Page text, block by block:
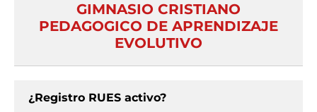
GIMNASIO CRISTIANO
PEDAGOGICO DE APRENDIZAJE
EVOLUTIVO
¿Registro RUES activo?